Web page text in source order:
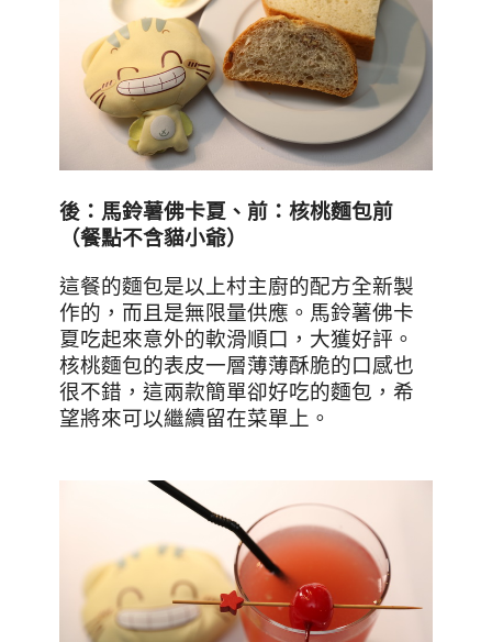
後 ： 馬鈴薯佛卡夏 、前： 核桃麵包前
（餐點不含貓小爺）
這餐的麵包是以上村主廚的配方全新製
作的，而且是無限量供應。馬鈴薯佛卡
夏吃起來意外的軟滑順口，大獲好評。
核桃麵包的表皮一層薄薄酥脆的口感也
很不錯，這兩款簡單卻好吃的麵包，希
望將來可以繼續留在菜單上。